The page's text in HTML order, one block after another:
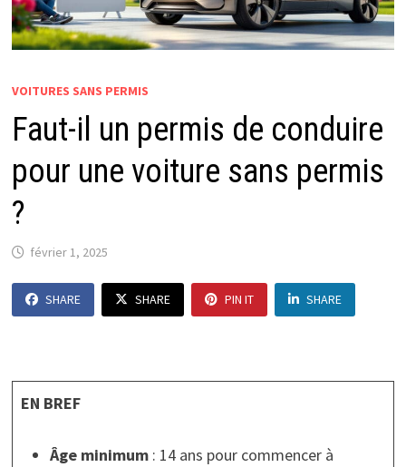
VOITURES SANS PERMIS
Faut-il un permis de conduire
pour une voiture sans permis
?
février 1, 2025
SHARE SHARE PIN IT SHARE
EN BREF
Âge minimum: 14 ans pour commencer à